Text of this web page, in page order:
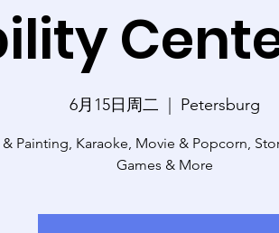
6月15日周二
  |
Petersburg
& Painting, Karaoke, Movie & Popcorn,
Games & More